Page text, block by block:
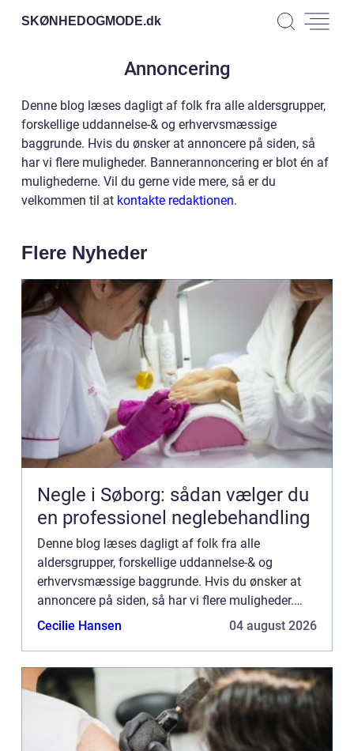
SKØNHEDOGMODE.dk
Annoncering
Denne blog læses dagligt af folk fra alle aldersgrupper,
forskellige uddannelse-& og erhvervsmæssige
baggrunde. Hvis du ønsker at annoncere på siden, så
har vi flere muligheder. Bannerannoncering er blot én af
mulighederne. Vil du gerne vide mere, så er du
velkommen til at kontakte redaktionen.
Flere Nyheder
Negle i Søborg: sådan vælger du
en professionel neglebehandling
Denne blog læses dagligt af folk fra alle
aldersgrupper, forskellige uddannelse-& og
erhvervsmæssige baggrunde. Hvis du ønsker at
annoncere på siden, så har vi flere muligheder.
Bannerannoncering er blot én af mulighederne. Vil
Cecilie Hansen 04 august 2026